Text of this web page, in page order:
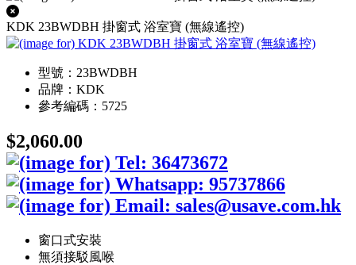
KDK 23BWDBH 掛窗式 浴室寶 (無線遙控)
型號：23BWDBH
品牌：KDK
參考編碼：5725
$2,060.00
窗口式安裝
無須接駁風喉